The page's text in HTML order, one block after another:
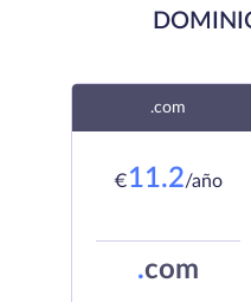
.com
€11.2/año
.com